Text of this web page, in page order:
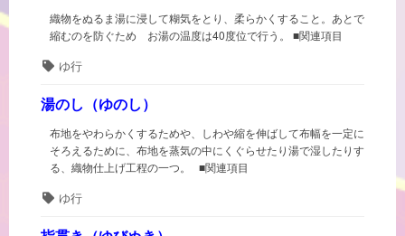
織物をぬるま湯に浸して糊気をとり、柔らかくすること。あとで
縮むのを防ぐため お湯の温度は40度位で行う。 ■関連項目
タ ゆ行
湯のし（ゆのし）
布地をやわらかくするためや、しわや縮を伸ばして布幅を一定に
そろえるために、布地を蒸気の中にくぐらせたり湯で湿したりす
る、織物仕上げ工程の一つ。 ■関連項目
タ ゆ行